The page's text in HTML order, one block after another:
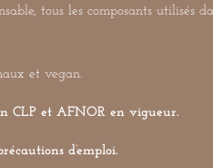
tous les composants
et vegan.
CLP et AFNOR en vigueur.
d’emploi.